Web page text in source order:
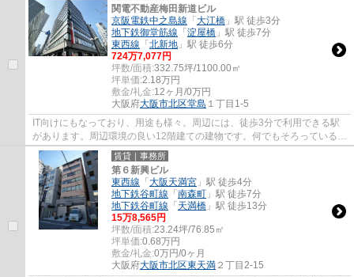
関電不動産梅田新道ビル
京阪電鉄中之島線 「 大江橋 」駅 徒歩3分
地下鉄御堂筋線 「 淀屋橋 」駅 徒歩7分
東西線 「 北新地 」駅 徒歩6分
724万7,077円
坪数/面積:332.75坪/1100.00㎡
坪単価:2.18万円
敷金/礼金:12ヶ月/0万円
大阪府大阪市北区堂島 １丁目1-5
IT向けにもなっており、用途も様々。周辺には、徒歩3分で利用できる駅
があります。周辺環境の良い12階建ての建物です。何でもそろっているの
でIT向けとなっているんですよ。嬉しい24時...
賃貸｜事務所
第６新興ビル
東西線 「 大阪天満宮 」駅 徒歩4分
地下鉄谷町線 「 南森町 」駅 徒歩7分
地下鉄谷町線 「 天満橋 」駅 徒歩13分
15万8,565円
坪数/面積:23.24坪/76.85㎡
坪単価:0.68万円
敷金/礼金:0万円/0ヶ月
大阪府大阪市北区東天満 ２丁目2-15